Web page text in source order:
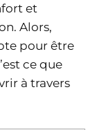
et
Alors,
pour être
ce que
à travers